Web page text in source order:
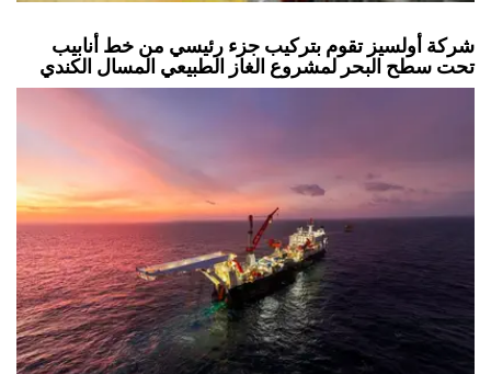
شركة أولسيز تقوم بتركيب جزء رئيسي من خط أنابيب
تحت سطح البحر لمشروع الغاز الطبيعي المسال الكندي